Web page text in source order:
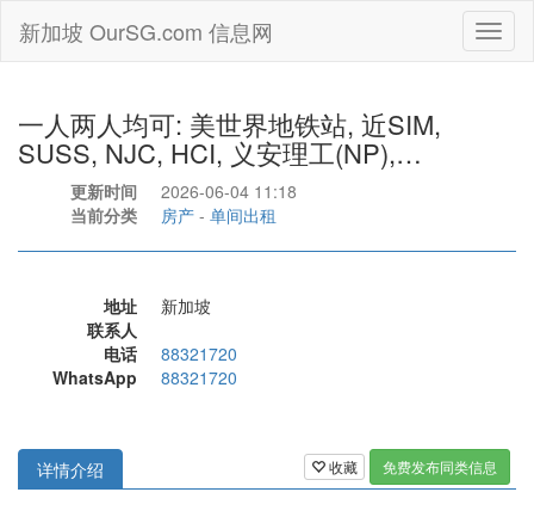
新加坡 OurSG.com 信息网
一人两人均可: 美世界地铁站, 近SIM,
SUSS, NJC, HCI, 义安理工(NP),…
更新时间
2026-06-04 11:18
当前分类
房产 - 单间出租
地址
新加坡
联系人
电话
88321720
WhatsApp
88321720
收藏 免费发布同类信息
详情介绍